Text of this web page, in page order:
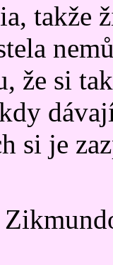
takže
že si
si je